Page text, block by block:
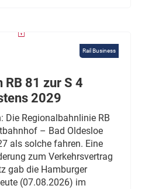
Rail Business
RB 81 zur S 4
2029
Die Regionalbahnlinie RB
– Bad Oldesloe
als solche fahren. Eine
zum Verkehrsvertrag
gab die Hamburger
(07.08.2026) im